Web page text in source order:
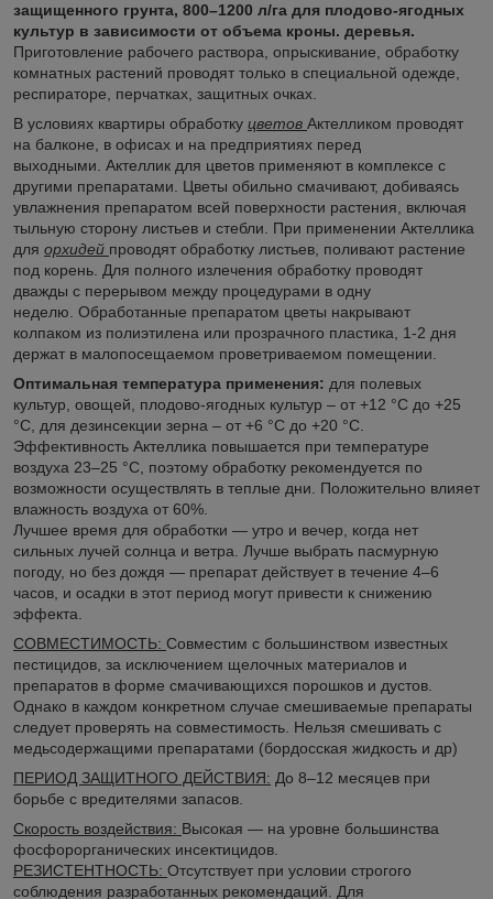
защищенного грунта, 800–1200 л/га для плодово-ягодных
культур в зависимости от объема кроны. деревья.
Приготовление рабочего раствора, опрыскивание, обработку
комнатных растений проводят только в специальной одежде,
респираторе, перчатках, защитных очках.
В условиях квартиры обработку цветов Актелликом проводят
на балконе, в офисах и на предприятиях перед
выходными. Актеллик для цветов применяют в комплексе с
другими препаратами. Цветы обильно смачивают, добиваясь
увлажнения препаратом всей поверхности растения, включая
тыльную сторону листьев и стебли. При применении Актеллика
для орхидей проводят обработку листьев, поливают растение
под корень. Для полного излечения обработку проводят
дважды с перерывом между процедурами в одну
неделю. Обработанные препаратом цветы накрывают
колпаком из полиэтилена или прозрачного пластика, 1-2 дня
держат в малопосещаемом проветриваемом помещении.
Оптимальная температура применения: для полевых
культур, овощей, плодово-ягодных культур – от +12 °С до +25
°С, для дезинсекции зерна – от +6 °С до +20 °С.
Эффективность Актеллика повышается при температуре
воздуха 23–25 °C, поэтому обработку рекомендуется по
возможности осуществлять в теплые дни. Положительно влияет
влажность воздуха от 60%.
Лучшее время для обработки — утро и вечер, когда нет
сильных лучей солнца и ветра. Лучше выбрать пасмурную
погоду, но без дождя — препарат действует в течение 4–6
часов, и осадки в этот период могут привести к снижению
эффекта.
СОВМЕСТИМОСТЬ: Совместим с большинством известных
пестицидов, за исключением щелочных материалов и
препаратов в форме смачивающихся порошков и дустов.
Однако в каждом конкретном случае смешиваемые препараты
следует проверять на совместимость. Нельзя смешивать с
медьсодержащими препаратами (бордосская жидкость и др)
ПЕРИОД ЗАЩИТНОГО ДЕЙСТВИЯ: До 8–12 месяцев при
борьбе с вредителями запасов.
Скорость воздействия: Высокая — на уровне большинства
фосфорорганических инсектицидов.
РЕЗИСТЕНТНОСТЬ: Отсутствует при условии строгого
соблюдения разработанных рекомендаций. Для